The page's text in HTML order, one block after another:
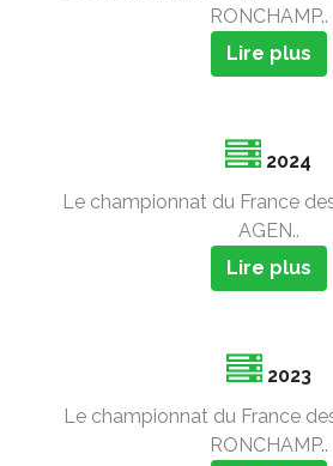
RONCHAMP..
Lire plus
2024
Le championnat du France
AGEN..
Lire plus
2023
Le championnat du France
RONCHAMP..